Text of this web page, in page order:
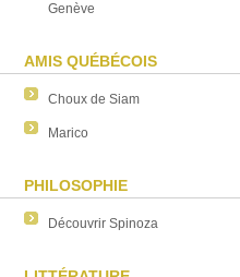
Genève
AMIS QUÉBÉCOIS
Choux de Siam
Marico
PHILOSOPHIE
Découvrir Spinoza